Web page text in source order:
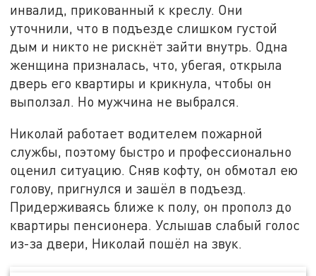
инвалид, прикованный к креслу. Они
уточнили, что в подъезде слишком густой
дым и никто не рискнёт зайти внутрь. Одна
женщина призналась, что, убегая, открыла
дверь его квартиры и крикнула, чтобы он
выползал. Но мужчина не выбрался.
Николай работает водителем пожарной
службы, поэтому быстро и профессионально
оценил ситуацию. Сняв кофту, он обмотал ею
голову, пригнулся и зашёл в подъезд.
Придерживаясь ближе к полу, он прополз до
квартиры пенсионера. Услышав слабый голос
из-за двери, Николай пошёл на звук.